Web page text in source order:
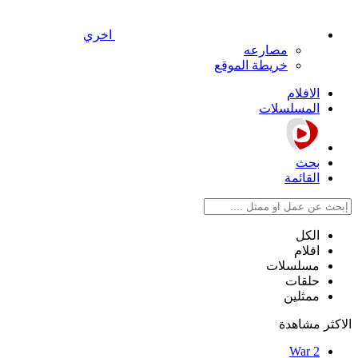
اخري
مصارعه
خريطة الموقع
الافلام
المسلسلات
بحث
القائمة
الكل
افلام
مسلسلات
حلقات
ممثلين
الاكثر مشاهدة
War 2